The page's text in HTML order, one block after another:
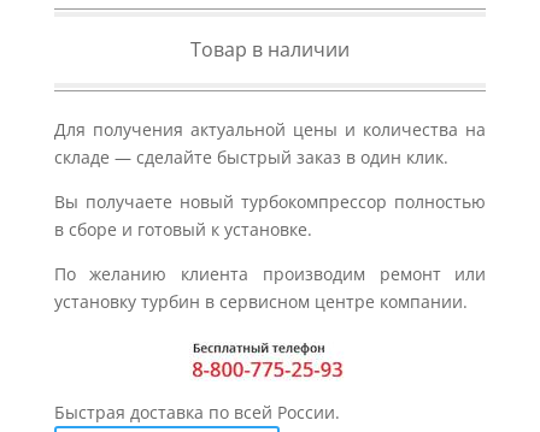
Товар в наличии
Для получения актуальной цены и количества на
складе — сделайте быстрый заказ в один клик.
Вы получаете новый турбокомпрессор полностью
в сборе и готовый к установке.
По желанию клиента производим ремонт или
установку турбин в сервисном центре компании.
Быстрая доставка по всей России.